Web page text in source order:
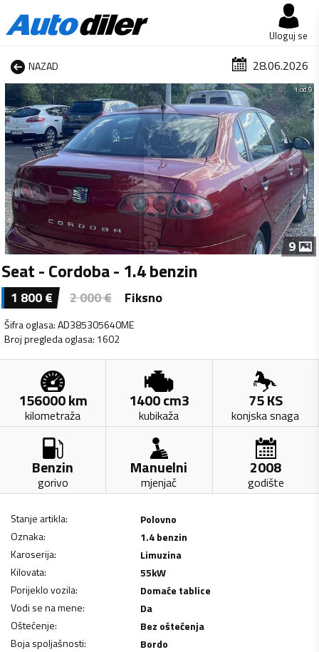
Uloguj se
NAZAD 28.06.2026
1 od 9
9
Seat - Cordoba - 1.4 benzin
1 800€ 2 000€ Fiksno
Šifra oglasa:AD385305640ME
Broj pregleda oglasa: 1602
156000km
kilometraža
1400cm3
kubikaža
75KS
konjska snaga
Benzin
gorivo
Manuelni
mjenjač
2008
godište
Stanje artikla:
Polovno
Oznaka:
1.4 benzin
Karoserija:
Limuzina
Kilovata: 55kW
Porijeklo vozila:
Domaće tablice
Vodi se na mene:
Da
Oštećenje:
Bez oštećenja
Boja spoljašnosti:
Bordo